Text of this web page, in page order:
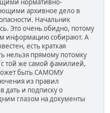
нормативно-
архивное дело в
Начальник
Это очень обидно, потому
информацию собирают. А
есть краткая
нельзя прямому потомку
той же самой фамилией,
быть САМОМУ
из правил
дать и подписку о
глазом на документы